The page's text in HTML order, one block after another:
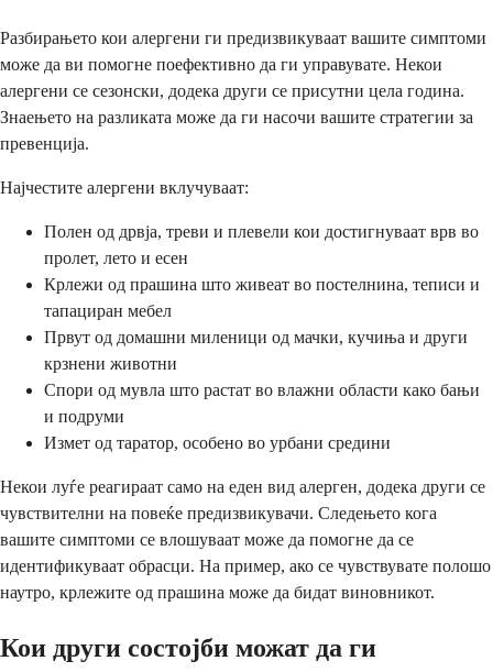
Разбирањето кои алергени ги предизвикуваат вашите симптоми
може да ви помогне поефективно да ги управувате. Некои
алергени се сезонски, додека други се присутни цела година.
Знаењето на разликата може да ги насочи вашите стратегии за
превенција.
Најчестите алергени вклучуваат:
Полен од дрвја, треви и плевели кои достигнуваат врв во
пролет, лето и есен
Крлежи од прашина што живеат во постелнина, теписи и
тапациран мебел
Првут од домашни миленици од мачки, кучиња и други
крзнени животни
Спори од мувла што растат во влажни области како бањи
и подруми
Измет од таратор, особено во урбани средини
Некои луѓе реагираат само на еден вид алерген, додека други се
чувствителни на повеќе предизвикувачи. Следењето кога
вашите симптоми се влошуваат може да помогне да се
идентификуваат обрасци. На пример, ако се чувствувате полошо
наутро, крлежите од прашина може да бидат виновникот.
Кои други состојби можат да ги